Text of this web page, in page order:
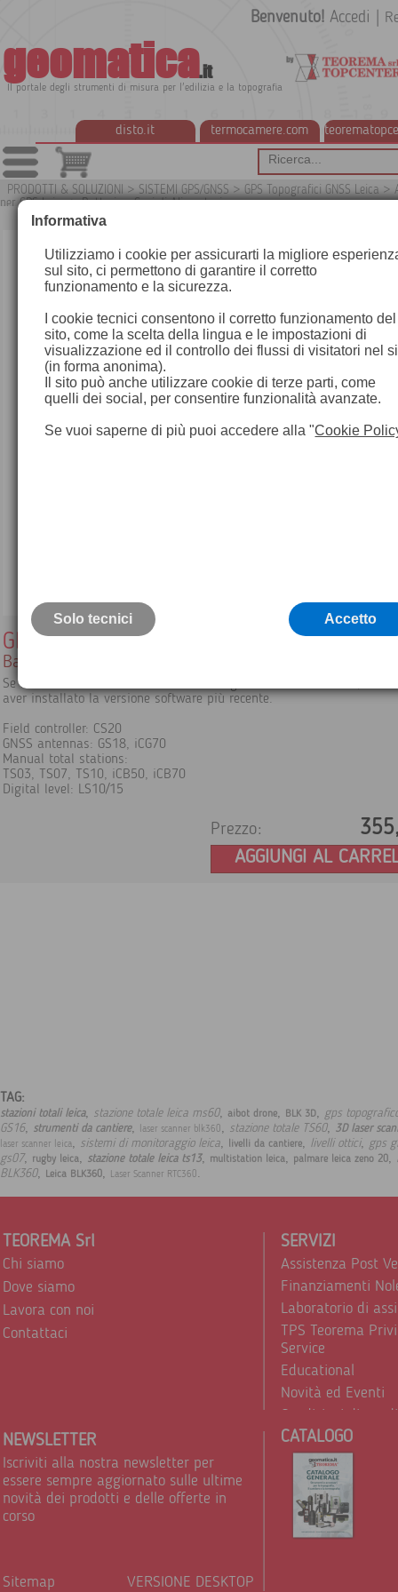
geomatica.it
Il portale degli strumenti di misura per l'edilizia e la topografia
disto.it termocamere.com
Benvenuto! Accedi
PRODOTTI & SOLUZIONI > SISTEMI GPS/GNSS > GPS Topografici GNSS Leica >
per GPS Leica>Batterie e Cavi di Alimentazione
GEB364
Batteria interna agli ioni di litio 10.8V/6900mAh
Se la batteria è destinata ad uno dei seguenti strumenti Leica,
aver installato la versione software più recente.
Field controller: CS20
GNSS antennas: GS18, iCG70
Manual total stations:
TS03, TS07, TS10, iCB50, iCB70
Digital level: LS10/15
Prezzo:
AGGIUNGI AL
TAG:
stazioni totali leica, stazione totale leica ms60, aibot drone, BLK 3D, gps
GS16, strumenti da cantiere, laser scanner blk360, stazione totale TS60, 3D laser
laser scanner leica, sistemi di monitoraggio leica, livelli da cantiere, livelli ottici, gps
gs07, rugby leica, stazione totale leica ts13, multistation leica, palmare leica zeno 20,
BLK360, Leica BLK360, Laser Scanner RTC360.
TEOREMA Srl
Chi siamo
Dove siamo
Lavora con noi
Contattaci
SERVIZI
Assistenza Post
Finanziamenti
Laboratorio di
TPS Teorema
Service
Educational
Novità ed Eventi
Condizioni di
Trattamento dei
NEWSLETTER
Iscriviti alla nostra newsletter per
essere sempre aggiornato sulle ultime
novità dei prodotti e delle offerte in
corso
Sitemap VERSIONE DESKTOP
CATALOGO
Informativa
Utilizziamo i cookie per assicurarti la migliore
sul sito, ci permettono di garantire il corretto
funzionamento e la sicurezza.
I cookie tecnici consentono il corretto funzionamento del
sito, come la scelta della lingua e le impostazioni di
visualizzazione ed il controllo dei flussi di visitatori nel
(in forma anonima).
Il sito può anche utilizzare cookie di terze parti, come
quelli dei social, per consentire funzionalità avanzate.
Se vuoi saperne di più puoi accedere alla "Cookie
Solo tecnici Accetto